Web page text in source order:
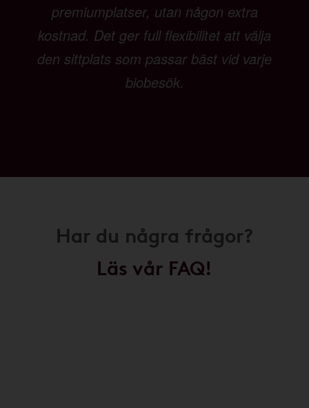
premiumplatser, utan någon extra
kostnad. Det ger full flexibilitet att välja
den sittplats som passar bäst vid varje
biobesök.
Har du några frågor?
Läs vår FAQ!